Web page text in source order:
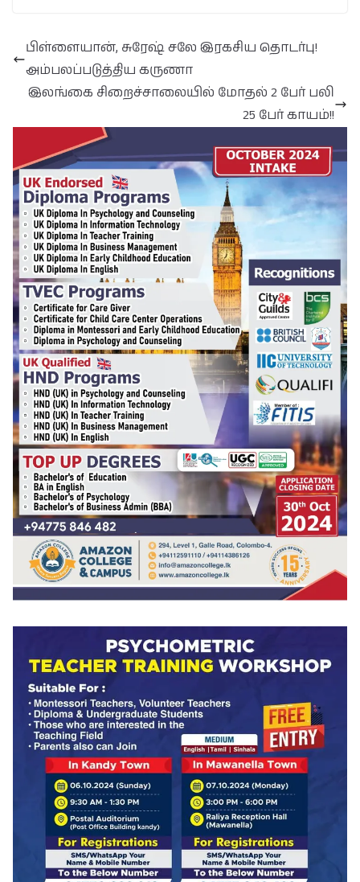
பிள்ளையான், சுரேஷ் சலே இரகசிய தொடர்பு!
அம்பலப்படுத்திய கருணா
இலங்கை சிறைச்சாலையில் மோதல் 2 பேர் பலி
25 பேர் காயம்!!